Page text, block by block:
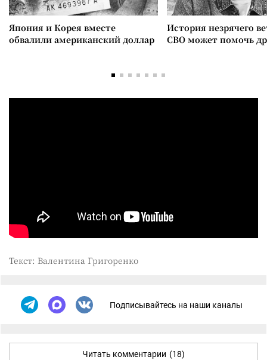
Япония и Корея вместе
обвалили американский доллар
История незрячего
СВО может помочь
Текст: Валентина Григоренко
Подписывайтесь на наши каналы
Читать комментарии (18)